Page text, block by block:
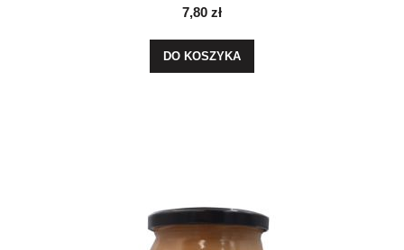
7,80 zł
DO KOSZYKA